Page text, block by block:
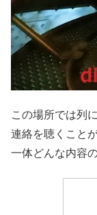
この場所では列
連絡を聴くこと
一体どんな内容